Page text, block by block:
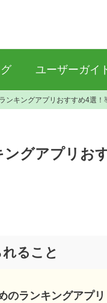
ユーザーガイ
ンキングアプリおすすめ4選！
グアプリお
ること
のランキングアプリ